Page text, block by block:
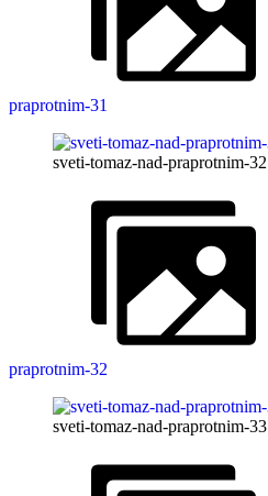
praprotnim-31
sveti-tomaz-nad-praprotnim-32
praprotnim-32
sveti-tomaz-nad-praprotnim-33